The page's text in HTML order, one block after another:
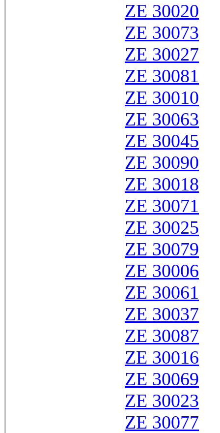
ZE 30020
ZE 30073
ZE 30027
ZE 30081
ZE 30010
ZE 30063
ZE 30045
ZE 30090
ZE 30018
ZE 30071
ZE 30025
ZE 30079
ZE 30006
ZE 30061
ZE 30037
ZE 30087
ZE 30016
ZE 30069
ZE 30023
ZE 30077